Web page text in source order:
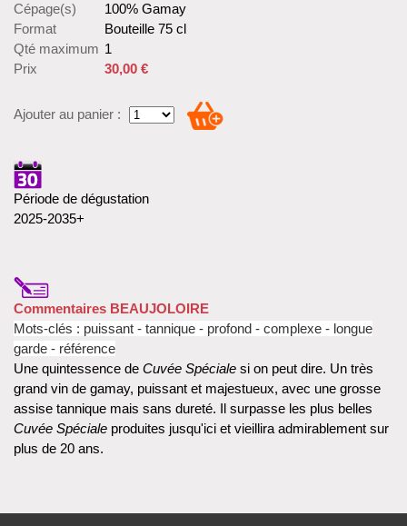
Cépage(s)
100% Gamay
Format
Bouteille 75 cl
Qté maximum 1
Prix
30,00 €
Ajouter au panier :
Période de dégustation
2025-2035+
Commentaires BEAUJOLOIRE
Mots-clés : puissant - tannique - profond - complexe - longue
garde - référence
Une quintessence de Cuvée Spéciale si on peut dire. Un très
grand vin de gamay, puissant et majestueux, avec une grosse
assise tannique mais sans dureté. Il surpasse les plus belles
Cuvée Spéciale produites jusqu'ici et vieillira admirablement sur
plus de 20 ans.